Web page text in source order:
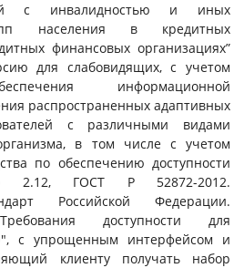
с инвалидностью и иных
населения в кредитных
финансовых организациях”
для слабовидящих, с учетом
информационной
распространенных адаптивных
с различными видами
в том числе с учетом
по обеспечению доступности
2.12, ГОСТ Р 52872-2012.
Российской Федерации.
доступности для
с упрощенным интерфейсом и
клиенту получать набор